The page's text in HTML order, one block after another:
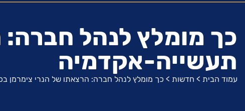
כך מומלץ לנהל חברה:
תעשייה-אקדמיה
עמוד הבית > חדשות > כך מומלץ לנהל חברה: הרצאתו של הנרי צימרמן